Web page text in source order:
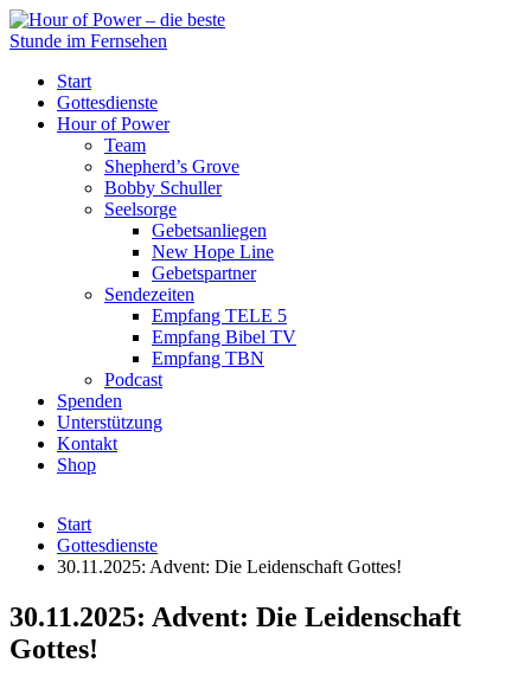
Start
Gottesdienste
Hour of Power
Team
Shepherd’s Grove
Bobby Schuller
Seelsorge
Gebetsanliegen
New Hope Line
Gebetspartner
Sendezeiten
Empfang TELE 5
Empfang Bibel TV
Empfang TBN
Podcast
Spenden
Unterstützung
Kontakt
Shop
Start
Gottesdienste
30.11.2025: Advent: Die Leidenschaft Gottes!
30.11.2025: Advent: Die Leidenschaft
Gottes!